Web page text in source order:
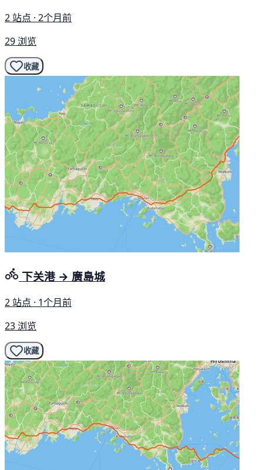
2 站点 · 2个月前
29 浏览
收藏
下关港 → 廣島城
2 站点 · 1个月前
23 浏览
收藏